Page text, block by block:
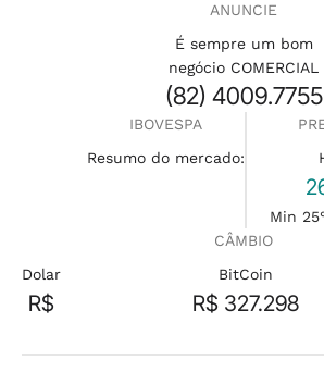
ANUNCIE
É sempre um bom
negócio COMERCIAL
(82) 4009.7755
IBOVESPA
Resumo do mercado:
Min
CÂMBIO
Dolar
R$
BitCoin
R$ 327.298